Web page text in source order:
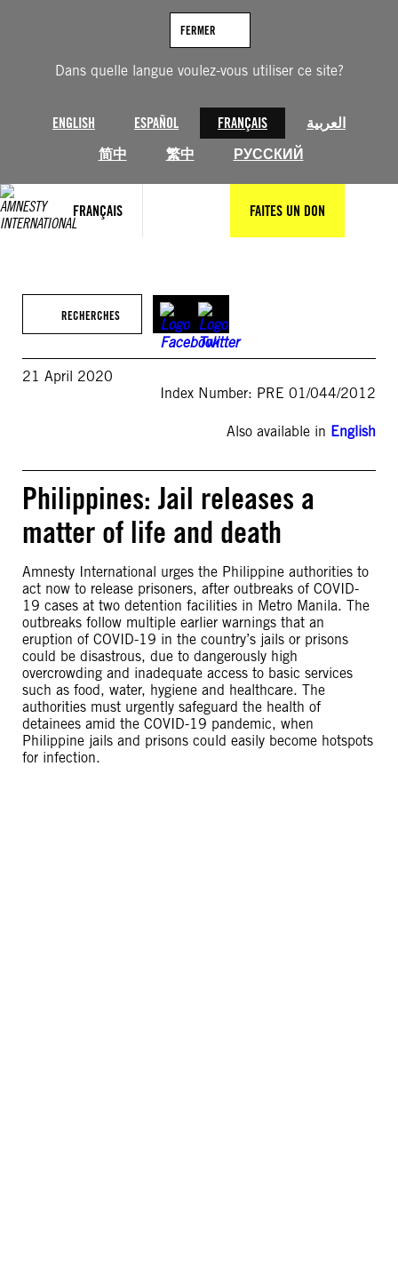
Dans quelle langue voulez-vous utiliser ce site?
ENGLISH ESPAÑOL FRANÇAIS
العربية
简中
繁中 РУССКИЙ
FERMER
FRANÇAIS FAITES UN DON
RECHERCHES
21 April 2020
Index Number: PRE 01/044/2012
Also available in English
Philippines: Jail releases a
matter of life and death
Amnesty International urges the Philippine authorities to
act now to release prisoners, after outbreaks of COVID-
19 cases at two detention facilities in Metro Manila. The
outbreaks follow multiple earlier warnings that an
eruption of COVID-19 in the country’s jails or prisons
could be disastrous, due to dangerously high
overcrowding and inadequate access to basic services
such as food, water, hygiene and healthcare. The
authorities must urgently safeguard the health of
detainees amid the COVID-19 pandemic, when
Philippine jails and prisons could easily become hotspots
for infection.